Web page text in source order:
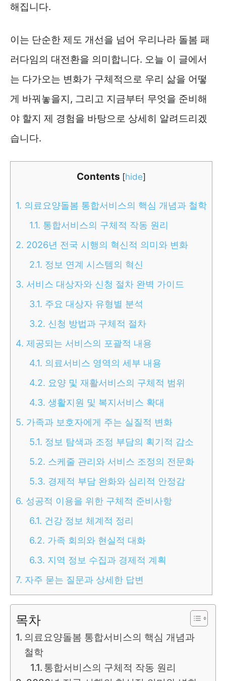
해집니다.
이는 단순한 제도 개선을 넘어 우리나라 돌봄 패
러다임의 대전환을 의미합니다. 오늘 이 글에서
는 다가오는 변화가 구체적으로 우리 삶을 어떻
게 바꿔놓을지, 그리고 지금부터 무엇을 준비해
야 할지 제 경험을 바탕으로 상세히 알려드리겠
습니다.
Contents [hide]
1. 의료요양돌봄 통합서비스의 핵심 개념과 철학
1.1. 통합서비스의 구체적 작동 원리
2. 2026년 전국 시행의 혁신적 의미와 변화
2.1. 정보 연계 시스템의 혁신
3. 서비스 대상자와 신청 절차 완벽 가이드
3.1. 주요 대상자 유형별 분석
3.2. 신청 방법과 구체적 절차
4. 제공되는 서비스의 포괄적 내용
4.1. 의료서비스 영역의 세부 내용
4.2. 요양 및 재활서비스의 구체적 범위
4.3. 생활지원 및 복지서비스 확대
5. 가족과 보호자에게 주는 실질적 변화
5.1. 정보 탐색과 조정 부담의 획기적 감소
5.2. 스케줄 관리와 서비스 조정의 전문화
5.3. 경제적 부담 완화와 심리적 안정감
6. 성공적 이용을 위한 구체적 준비사항
6.1. 건강 정보 체계적 정리
6.2. 가족 회의와 현실적 대화
6.3. 지역 정보 수집과 경제적 계획
7. 자주 묻는 질문과 상세한 답변
목차
의료요양돌봄 통합서비스의 핵심 개념과
철학
통합서비스의 구체적 작동 원리